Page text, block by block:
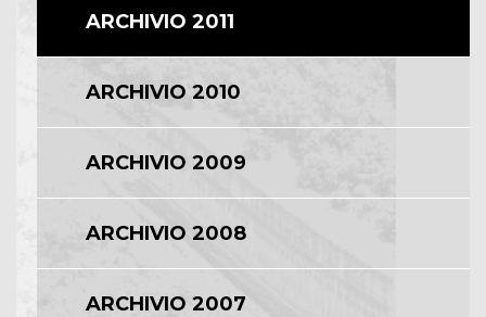
ARCHIVIO 2011
ARCHIVIO 2010
ARCHIVIO 2009
ARCHIVIO 2008
ARCHIVIO 2007